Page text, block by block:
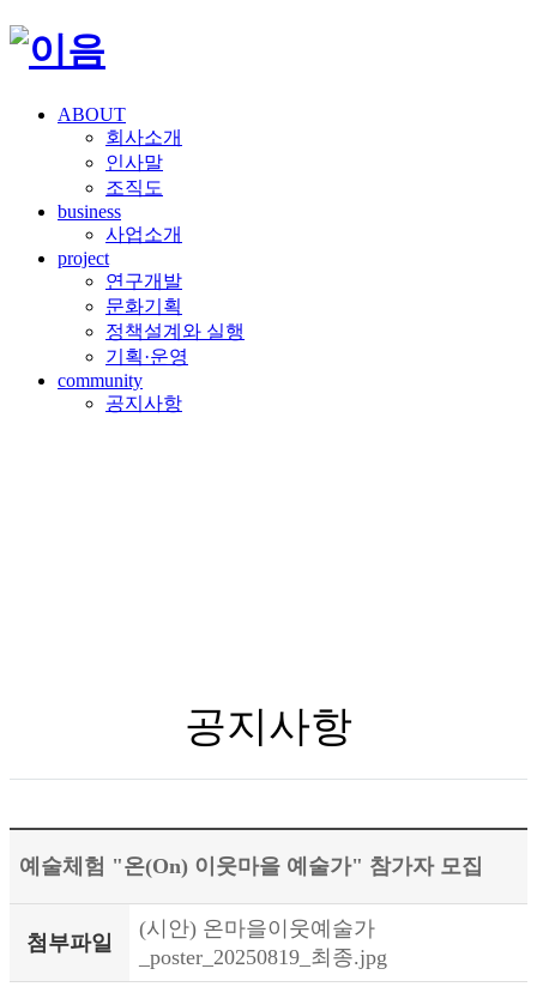
ABOUT
회사소개
인사말
조직도
business
사업소개
project
연구개발
문화기획
정책설계와 실행
기획·운영
community
공지사항
공지사항
예술체험 "온(On) 이웃마을 예술가" 참가자 모집
첨부파일
(시안) 온마을이웃예술가
_poster_20250819_최종.jpg